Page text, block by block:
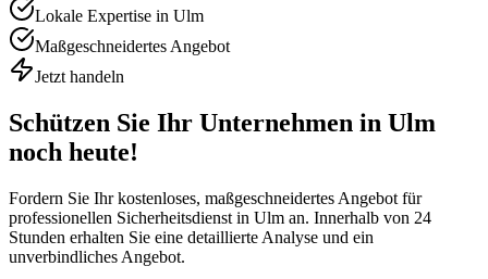
Lokale Expertise in Ulm
Maßgeschneidertes Angebot
Jetzt handeln
Schützen Sie Ihr Unternehmen in Ulm
noch heute!
Fordern Sie Ihr kostenloses, maßgeschneidertes Angebot für
professionellen Sicherheitsdienst in Ulm an. Innerhalb von 24
Stunden erhalten Sie eine detaillierte Analyse und ein
unverbindliches Angebot.